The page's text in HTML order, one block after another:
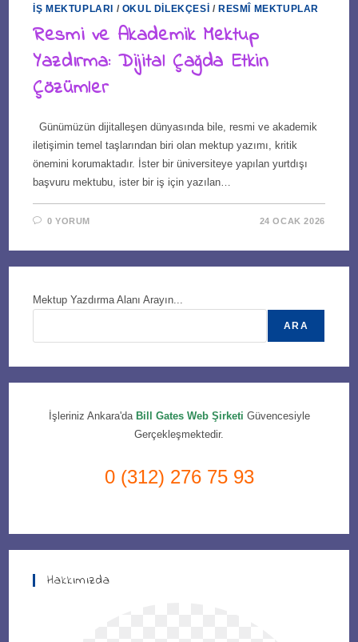
İŞ MEKTUPLARI / OKUL DILEKÇESI / RESMÎ MEKTUPLAR
Resmi ve Akademik Mektup
Yazdırma: Dijital Çağda Etkin
Çözümler
Günümüzün dijitalleşen dünyasında bile, resmi ve akademik
iletişimin temel taşlarından biri olan mektup yazımı, kritik
önemini korumaktadır. İster bir üniversiteye yapılan yurtdışı
başvuru mektubu, ister bir iş için yazılan…
0 YORUM 24 OCAK 2026
Mektup Yazdırma Alanı Arayın...
ARA
İşleriniz Ankara'da Bill Gates Web Şirketi Güvencesiyle
Gerçekleşmektedir.
0 (312) 276 75 93
Hakkımızda